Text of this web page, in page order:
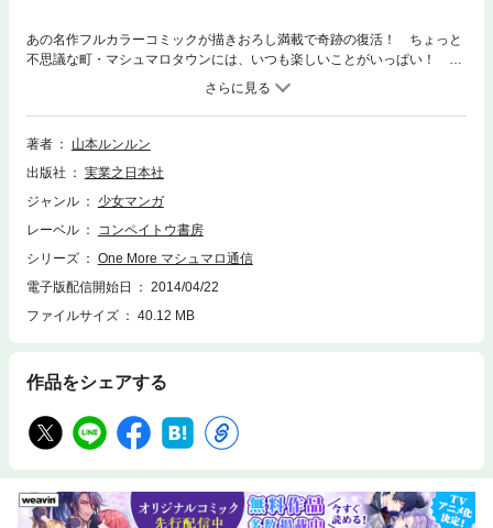
あの名作フルカラーコミックが描きおろし満載で奇跡の復活！ ちょっと
不思議な町・マシュマロタウンには、いつも楽しいことがいっぱい！ マ
シュマロ学院新聞部の仲間たちと、生きているぬいぐるみのクラウドがひ
きおこす、メルヘンでハッピーな事件の数々をおとどけします！
著者
山本ルンルン
出版社
実業之日本社
ジャンル
少女マンガ
レーベル
コンペイトウ書房
シリーズ
One More マシュマロ通信
電子版配信開始日
2014/04/22
ファイルサイズ
40.12 MB
作品をシェアする